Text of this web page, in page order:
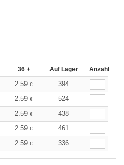
36 + Auf Lager Anzahl
2.59 €
394
2.59 €
524
2.59 €
438
2.59 €
461
2.59 € 336